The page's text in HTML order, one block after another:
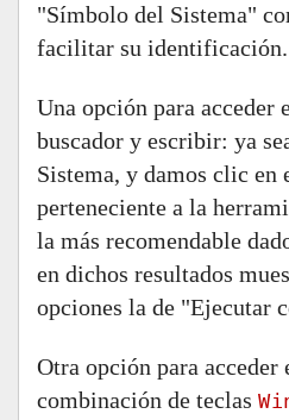
"Símbolo del Sistema"
facilitar su identificación.
Una opción para acceder
buscador y escribir: ya
Sistema, y damos clic en
perteneciente a la
la más recomendable
en dichos resultados
opciones la de "Ejecutar
Otra opción para acceder
combinación de teclas